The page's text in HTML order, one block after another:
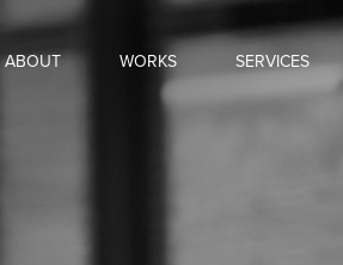
ABOUT WORKS SERVICES